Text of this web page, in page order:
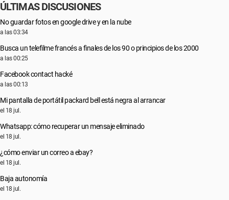
ÚLTIMAS DISCUSIONES
No guardar fotos en google drive y en la nube
a las 03:34
Busca un telefilme francés a finales de los 90 o principios de los 2000
a las 00:25
Facebook contact hacké
a las 00:13
Mi pantalla de portátil packard bell está negra al arrancar
el 18 jul.
Whatsapp: cómo recuperar un mensaje eliminado
el 18 jul.
¿cómo enviar un correo a ebay?
el 18 jul.
Baja autonomía
el 18 jul.